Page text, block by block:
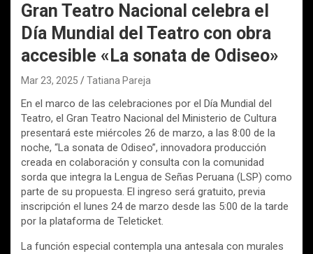
Gran Teatro Nacional celebra el
Día Mundial del Teatro con obra
accesible «La sonata de Odiseo»
Mar 23, 2025 Tatiana Pareja
En el marco de las celebraciones por el Día Mundial del
Teatro, el Gran Teatro Nacional del Ministerio de Cultura
presentará este miércoles 26 de marzo, a las 8:00 de la
noche, “La sonata de Odiseo”, innovadora producción
creada en colaboración y consulta con la comunidad
sorda que integra la Lengua de Señas Peruana (LSP) como
parte de su propuesta. El ingreso será gratuito, previa
inscripción el lunes 24 de marzo desde las 5:00 de la tarde
por la plataforma de Teleticket.
La función especial contempla una antesala con murales